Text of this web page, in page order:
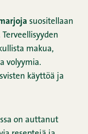
suositellaan
makua,
volyymia.
käyttöä ja
on auttanut